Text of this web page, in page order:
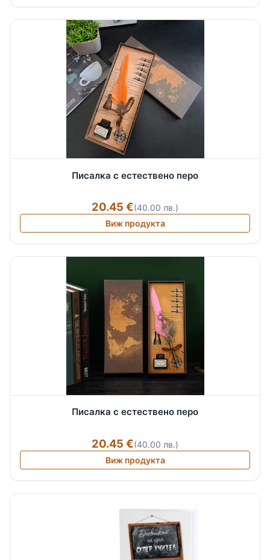
Писалка с естествено перо
20.45 €(40.00 лв.)
Виж продукта
Писалка с естествено перо
20.45 €(40.00 лв.)
Виж продукта